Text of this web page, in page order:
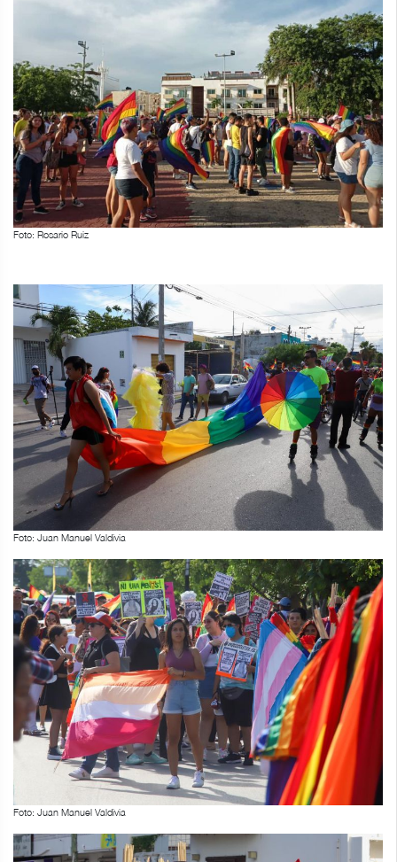
Foto: Rosario Ruiz
Foto: Juan Manuel Valdivia
Foto: Juan Manuel Valdivia